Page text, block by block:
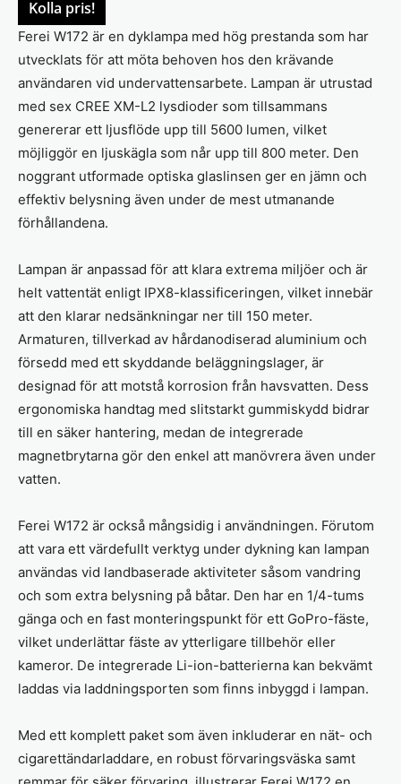
Kolla pris!
Ferei W172 är en dyklampa med hög prestanda som har
utvecklats för att möta behoven hos den krävande
användaren vid undervattensarbete. Lampan är utrustad
med sex CREE XM-L2 lysdioder som tillsammans
genererar ett ljusflöde upp till 5600 lumen, vilket
möjliggör en ljuskägla som når upp till 800 meter. Den
noggrant utformade optiska glaslinsen ger en jämn och
effektiv belysning även under de mest utmanande
förhållandena.
Lampan är anpassad för att klara extrema miljöer och är
helt vattentät enligt IPX8-klassificeringen, vilket innebär
att den klarar nedsänkningar ner till 150 meter.
Armaturen, tillverkad av hårdanodiserad aluminium och
försedd med ett skyddande beläggningslager, är
designad för att motstå korrosion från havsvatten. Dess
ergonomiska handtag med slitstarkt gummiskydd bidrar
till en säker hantering, medan de integrerade
magnetbrytarna gör den enkel att manövrera även under
vatten.
Ferei W172 är också mångsidig i användningen. Förutom
att vara ett värdefullt verktyg under dykning kan lampan
användas vid landbaserade aktiviteter såsom vandring
och som extra belysning på båtar. Den har en 1/4-tums
gänga och en fast monteringspunkt för ett GoPro-fäste,
vilket underlättar fäste av ytterligare tillbehör eller
kameror. De integrerade Li-ion-batterierna kan bekvämt
laddas via laddningsporten som finns inbyggd i lampan.
Med ett komplett paket som även inkluderar en nät- och
cigarettändarladdare, en robust förvaringsväska samt